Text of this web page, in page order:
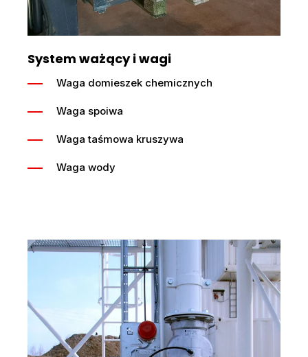
System ważący i wagi
Waga domieszek chemicznych
Waga spoiwa
Waga taśmowa kruszywa
Waga wody